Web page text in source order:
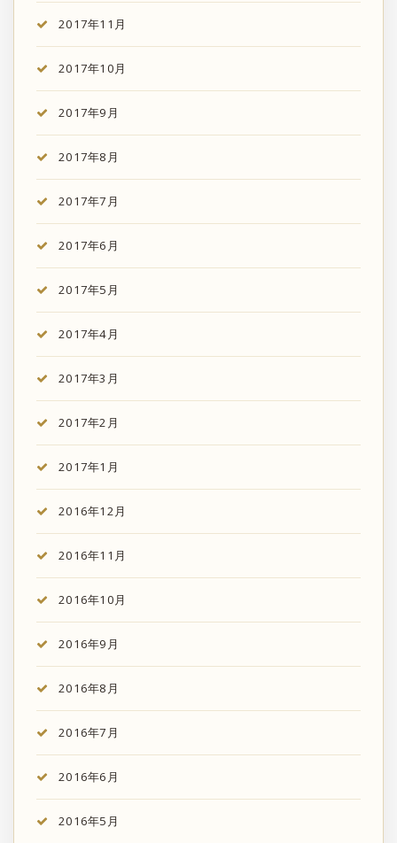
2017年11月
2017年10月
2017年9月
2017年8月
2017年7月
2017年6月
2017年5月
2017年4月
2017年3月
2017年2月
2017年1月
2016年12月
2016年11月
2016年10月
2016年9月
2016年8月
2016年7月
2016年6月
2016年5月